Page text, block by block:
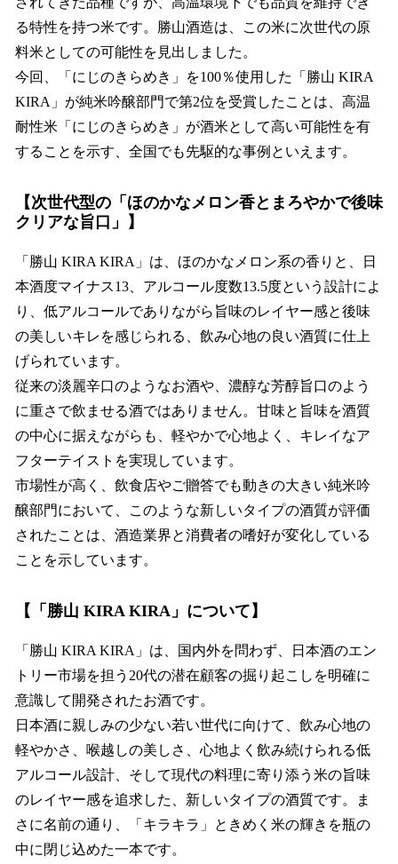
る特性を持つ米です。勝山酒造は、この米に次世代の原
料米としての可能性を見出しました。
今回、「にじのきらめき」を100％使用した「勝山 KIRA
KIRA」が純米吟醸部門で第2位を受賞したことは、高温
耐性米「にじのきらめき」が酒米として高い可能性を有
することを示す、全国でも先駆的な事例といえます。
【次世代型の「ほのかなメロン香とまろやかで後味
クリアな旨口」】
「勝山 KIRA KIRA」は、ほのかなメロン系の香りと、日
本酒度マイナス13、アルコール度数13.5度という設計によ
り、低アルコールでありながら旨味のレイヤー感と後味
の美しいキレを感じられる、飲み心地の良い酒質に仕上
げられています。
従来の淡麗辛口のようなお酒や、濃醇な芳醇旨口のよう
に重さで飲ませる酒ではありません。甘味と旨味を酒質
の中心に据えながらも、軽やかで心地よく、キレイなア
フターテイストを実現しています。
市場性が高く、飲食店やご贈答でも動きの大きい純米吟
醸部門において、このような新しいタイプの酒質が評価
されたことは、酒造業界と消費者の嗜好が変化している
ことを示しています。
【「勝山 KIRA KIRA」について】
「勝山 KIRA KIRA」は、国内外を問わず、日本酒のエン
トリー市場を担う20代の潜在顧客の掘り起こしを明確に
意識して開発されたお酒です。
日本酒に親しみの少ない若い世代に向けて、飲み心地の
軽やかさ、喉越しの美しさ、心地よく飲み続けられる低
アルコール設計、そして現代の料理に寄り添う米の旨味
のレイヤー感を追求した、新しいタイプの酒質です。ま
さに名前の通り、「キラキラ」ときめく米の輝きを瓶の
中に閉じ込めた一本です。